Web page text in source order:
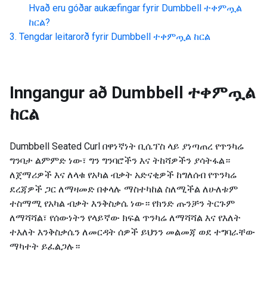
Hvað eru góðar aukæfingar fyrir Dumbbell ተቀምጧል
ከርል?
Tengdar leitarorð fyrir Dumbbell ተቀምጧል ከርል
Inngangur að Dumbbell ተቀምጧል
ከርል
Dumbbell Seated Curl በዋነኛነት ቢሴፕስ ላይ ያነጣጠረ የጥንካሬ
ግንባታ ልምምድ ነው፣ ግን ግንባሮችን እና ትከሻዎችን ያሳትፋል።
ለጀማሪዎች እና ለላቁ የአካል ብቃት አድናቂዎች ከግለሰብ የጥንካሬ
ደረጃዎች ጋር ለማዛመድ በቀላሉ ማስተካከል ስለሚችል ለሁለቱም
ተስማሚ የአካል ብቃት እንቅስቃሴ ነው። የክንድ ጡንቻን ትርጉም
ለማሻሻል፣ የሰውነትን የላይኛው ክፍል ጥንካሬ ለማሻሻል እና የእለት
ተእለት እንቅስቃሴን ለመርዳት ሰዎች ይህንን መልመጃ ወደ ተግባራቸው
ማካተት ይፈልጋሉ።